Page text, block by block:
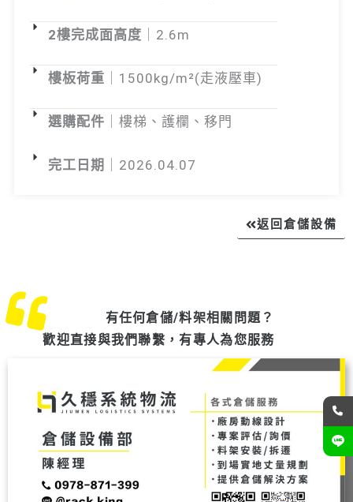
2樓完成面高度 ｜2.6m
樓板荷重 ｜1500kg/m²(走液壓車)
選購配件 ｜樓梯、護欄、移門
完工日期 ｜2026.04.07
返回倉儲設備
有任何倉儲/料架相關問題？
歡迎直接與我們聯繫，有專人為您服務